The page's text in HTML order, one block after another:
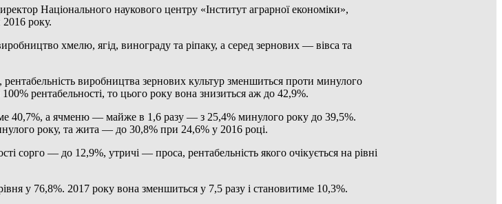
Національного наукового центру «Інститут аграрної економіки»,
року.
хмелю, ягід, винограду та ріпаку, а серед зернових — вівса та
виробництва зернових культур зменшиться проти минулого
рентабельності, то цього року вона знизиться аж до 42,9%.
40,7%, а ячменю — майже в 1,6 разу — з 25,4% минулого року до 39,5%.
року, та жита — до 30,8% при 24,6% у 2016 році.
сорго — до 12,9%, утричі — проса, рентабельність якого очікується на рівні
у 76,8%. 2017 року вона зменшиться у 7,5 разу і становитиме 10,3%.